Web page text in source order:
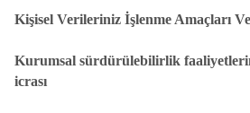
Kişisel Verileriniz İşlenme Amaçları
Kurumsal sürdürülebilirlik
icrası